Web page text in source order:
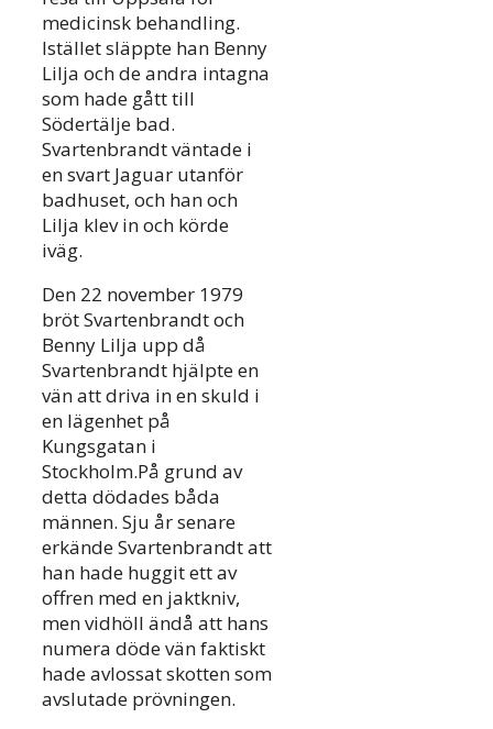
medicinsk behandling.
Istället släppte han Benny
Lilja och de andra intagna
som hade gått till
Södertälje bad.
Svartenbrandt väntade i
en svart Jaguar utanför
badhuset, och han och
Lilja klev in och körde
iväg.
Den 22 november 1979
bröt Svartenbrandt och
Benny Lilja upp då
Svartenbrandt hjälpte en
vän att driva in en skuld i
en lägenhet på
Kungsgatan i
Stockholm.På grund av
detta dödades båda
männen. Sju år senare
erkände Svartenbrandt att
han hade huggit ett av
offren med en jaktkniv,
men vidhöll ändå att hans
numera döde vän faktiskt
hade avlossat skotten som
avslutade prövningen.